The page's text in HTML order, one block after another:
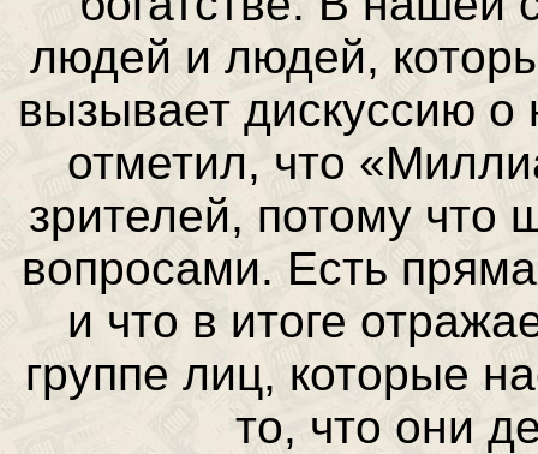
людей и людей,
вызывает дискуссию о
отметил, что
зрителей, потому
вопросами. Есть
и что в итоге
группе лиц, которые
то, что они